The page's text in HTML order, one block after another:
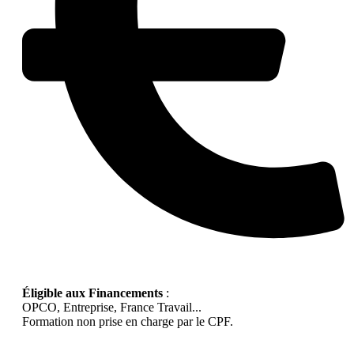
Éligible aux Financements :
OPCO, Entreprise, France Travail...
Formation non prise en charge par le CPF.